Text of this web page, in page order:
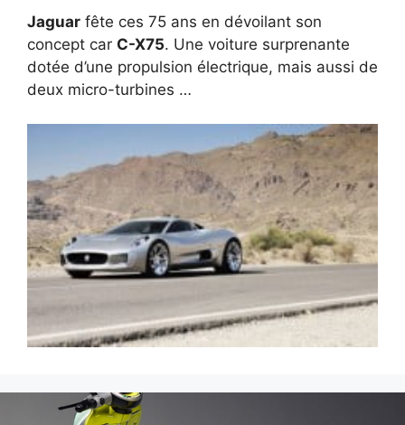
Jaguar fête ces 75 ans en dévoilant son
concept car C-X75. Une voiture surprenante
dotée d’une propulsion électrique, mais aussi de
deux micro-turbines …